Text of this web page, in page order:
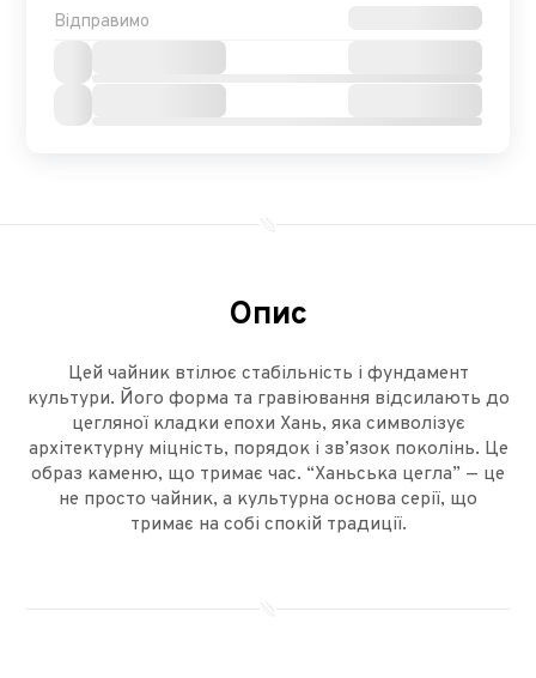
Відправимо
Опис
Цей чайник втілює стабільність і фундамент
культури. Його форма та гравіювання відсилають до
цегляної кладки епохи Хань, яка символізує
архітектурну міцність, порядок і зв’язок поколінь. Це
образ каменю, що тримає час. “Ханьська цегла” — це
не просто чайник, а культурна основа серії, що
тримає на собі спокій традиції.